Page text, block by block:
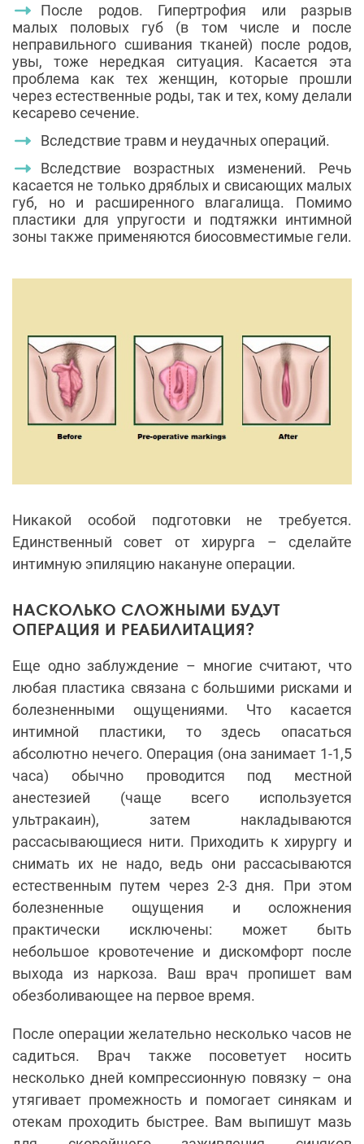
После родов. Гипертрофия или разрыв
малых половых губ (в том числе и после
неправильного сшивания тканей) после родов,
увы, тоже нередкая ситуация. Касается эта
проблема как тех женщин, которые прошли
через естественные роды, так и тех, кому делали
кесарево сечение.
Вследствие травм и неудачных операций.
Вследствие возрастных изменений. Речь
касается не только дряблых и свисающих малых
губ, но и расширенного влагалища. Помимо
пластики для упругости и подтяжки интимной
зоны также применяются биосовместимые гели.
Никакой особой подготовки не требуется.
Единственный совет от хирурга – сделайте
интимную эпиляцию накануне операции.
НАСКОЛЬКО СЛОЖНЫМИ БУДУТ
ОПЕРАЦИЯ И РЕАБИЛИТАЦИЯ?
Еще одно заблуждение – многие считают, что
любая пластика связана с большими рисками и
болезненными ощущениями. Что касается
интимной пластики, то здесь опасаться
абсолютно нечего. Операция (она занимает 1-1,5
часа) обычно проводится под местной
анестезией (чаще всего используется
ультракаин), затем накладываются
рассасывающиеся нити. Приходить к хирургу и
снимать их не надо, ведь они рассасываются
естественным путем через 2-3 дня. При этом
болезненные ощущения и осложнения
практически исключены: может быть
небольшое кровотечение и дискомфорт после
выхода из наркоза. Ваш врач пропишет вам
обезболивающее на первое время.
После операции желательно несколько часов не
садиться. Врач также посоветует носить
несколько дней компрессионную повязку – она
утягивает промежность и помогает синякам и
отекам проходить быстрее. Вам выпишут мазь